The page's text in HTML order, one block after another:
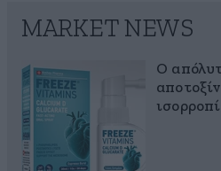
MARKET NEWS
Ο